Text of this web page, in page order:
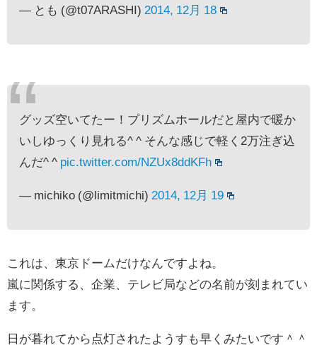
— とも (@t07ARASHI) 2014, 12月 18
グッズ空いてたー！プリズムホールだと屋内で暖か
いしゆっくり見れる^ ^ そんな感じで軽く2万注ぎ込
んだ^ ^ pic.twitter.com/NZUx8ddKFh
— michiko (@limitmichi) 2014, 12月 19
これは、東京ドームだけなんですよね。
嵐に関係する、企業、テレビ局などの名前が刻まれてい
ます。
日が暮れてから点灯されたようすも早くみたいです＾＾